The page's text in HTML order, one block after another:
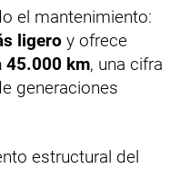
el mantenimiento:
ligero y ofrece
45.000 km, una cifra
generaciones
estructural del